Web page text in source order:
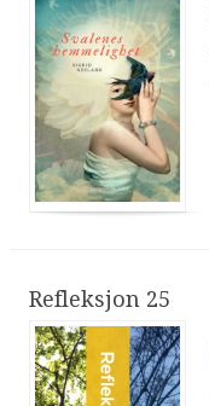
Refleksjon 25